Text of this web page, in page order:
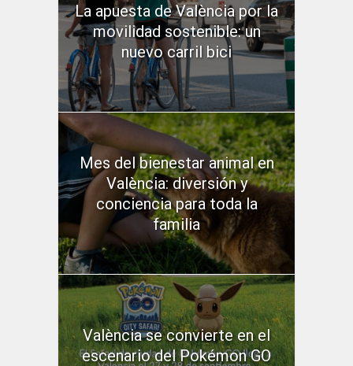
La apuesta de València por la
movilidad sostenible: un
nuevo carril bici
Mes del bienestar animal en
València: diversión y
conciencia para toda la
familia
València se convierte en el
escenario del Pokémon GO